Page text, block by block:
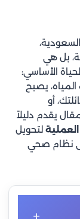
بل هي
الأساسي:
المياه، يصبح
أو
يقدم دليلاً
العملية لتحويل
نظام صحي